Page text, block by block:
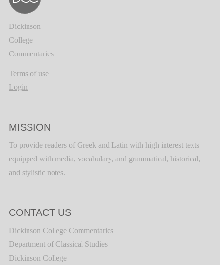
Dickinson
College
Commentaries
Terms of use
Login
MISSION
To provide readers of Greek and Latin with high interest texts
equipped with media, vocabulary, and grammatical, historical,
and stylistic notes.
CONTACT US
Dickinson College Commentaries
Department of Classical Studies
Dickinson College